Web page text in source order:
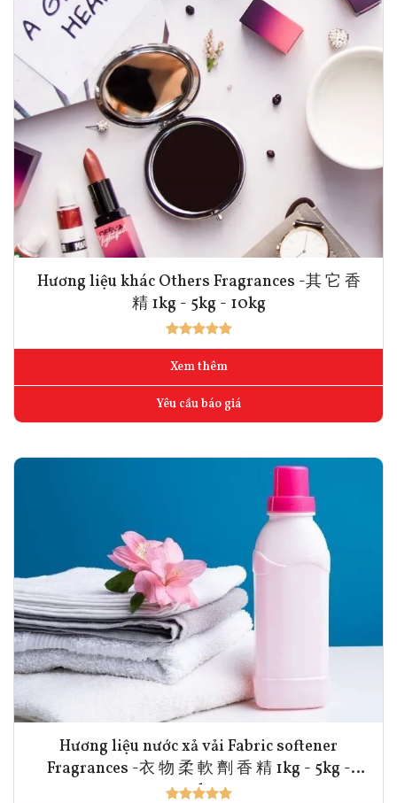
Hương liệu khác Others Fragrances -其 它 香
精 1kg - 5kg - 10kg
Xem thêm
Yêu cầu báo giá
Hương liệu nước xả vải Fabric softener
Fragrances -衣 物 柔 軟 劑 香 精 1kg - 5kg -
10kg